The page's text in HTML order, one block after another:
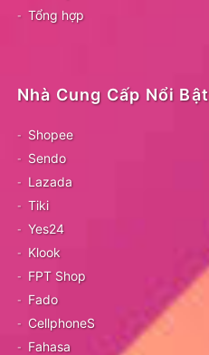
Tổng hợp
Nhà Cung Cấp Nổi Bật
Shopee
Sendo
Lazada
Tiki
Yes24
Klook
FPT Shop
Fado
CellphoneS
Fahasa